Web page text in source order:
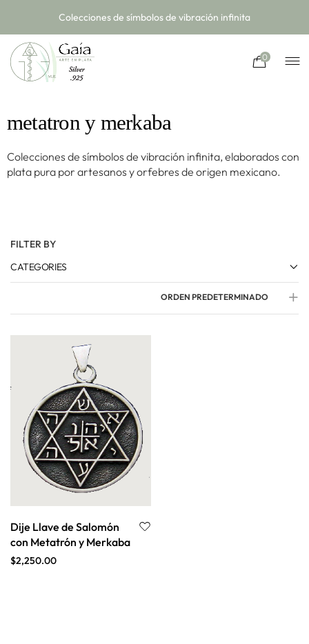
Colecciones de símbolos de vibración infinita
0
metatron y merkaba
Colecciones de símbolos de vibración infinita, elaborados con
plata pura por artesanos y orfebres de origen mexicano.
FILTER BY
CATEGORIES
ORDEN PREDETERMINADO
Dije Llave de Salomón
con Metatrón y Merkaba
$2,250.00